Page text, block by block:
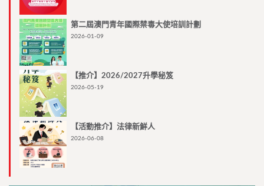
第二屆澳門青年國際禁毒大使培訓計劃
2026-01-09
【推介】2026/2027升學秘笈
2026-05-19
【活動推介】法律新鮮人
2026-06-08